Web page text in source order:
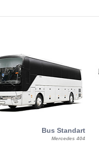
Bus Standart
Mercedes 404